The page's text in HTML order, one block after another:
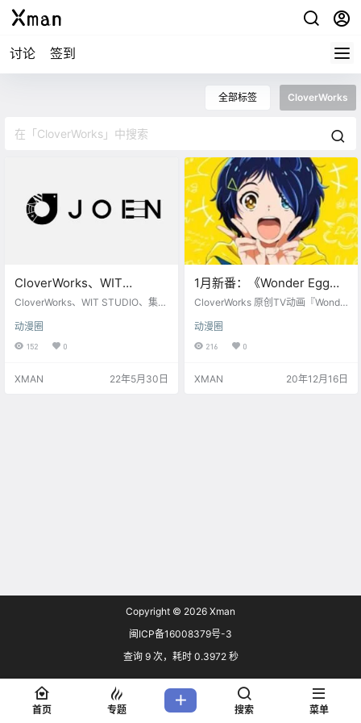
讨论 签到
全部标签 CloverWorks
CloverWorks、WIT
STUDIO、集英社和Aniplex
CloverWorks、WIT STUDIO、集英
新的动画制作公司「JOEN」，从产
品规划至最终呈现的过程中，将充
画制片人「福岛祐一」，及WIT ST
动漫圈
152 0
XMAN 22年5月30日
1月新番：《Wonder Egg
Priority》PV1公布
CloverWorks 原创TV动画『Wonde
1年1月12日开播 Cast 大戸アイ：相
川奏多 青沼ねいる：楠木ともり 川
督：若林信 角色设计·总作画监督：
动漫圈
216 0
XMAN 20年12月16日
Copyright © 2026 Xman
闽ICP备16008379号-3
查询 9 次，耗时 0.3972 秒
首页 专题 搜索 菜单